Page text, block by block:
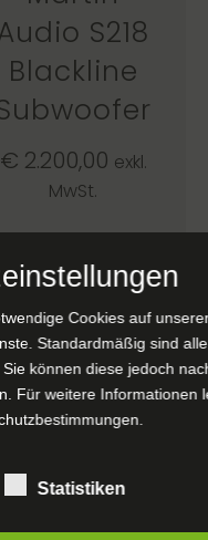
S218
Blackline
€ 2.200,00 exkl.
MwSt.
WEITERLESEN
Ref 2527
Cookies auf
Standardmäßig sind alle
können diese jedoch
Für weitere Informationen
Statistiken